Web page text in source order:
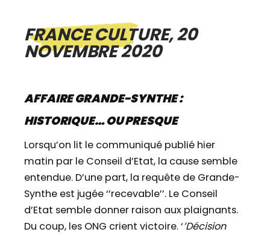
FRANCE CULTURE, 20
NOVEMBRE 2020
AFFAIRE GRANDE-SYNTHE :
HISTORIQUE… OU PRESQUE
Lorsqu’on lit le communiqué publié hier
matin par le Conseil d’Etat, la cause semble
entendue. D’une part, la requête de Grande-
Synthe est jugée ‘’recevable’’. Le Conseil
d’Etat semble donner raison aux plaignants.
Du coup, les ONG crient victoire. ‘’Décision